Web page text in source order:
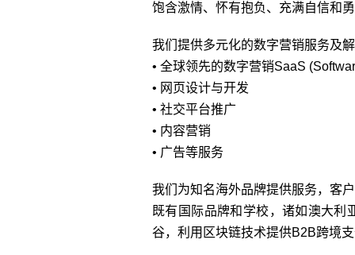
饱含激情、怀有抱负、充满自信和
我们提供多元化的数字营销服务及
• 全球领先的数字营销SaaS
• 网页设计与开发
• 社交平台推广
• 内容营销
• 广告等服务
我们为知名海外品牌提供服务，客
既有国际品牌和学校，诸如澳大利
谷，利用区块链技术提供B2B跨境